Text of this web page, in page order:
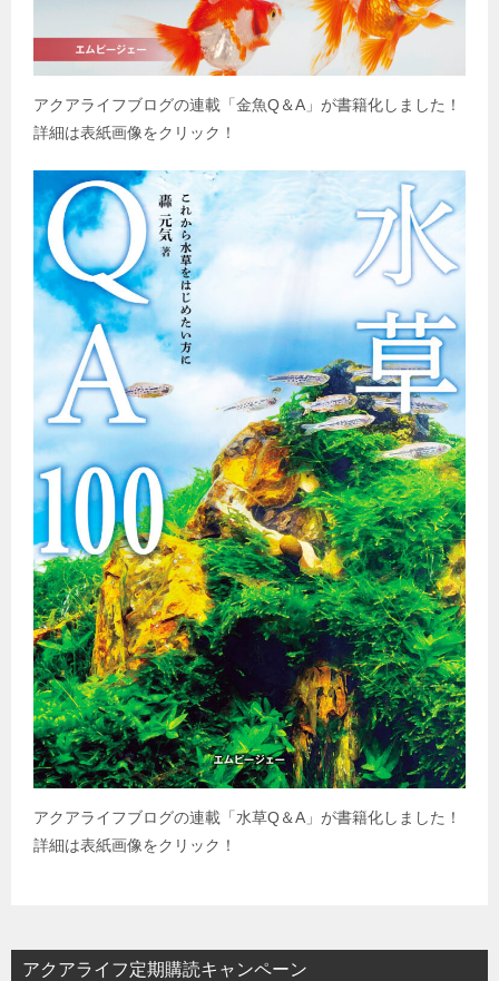
アクアライフブログの連載「金魚Q＆A 」が書籍化しました！
詳細は表紙画像をクリック！
アクアライフブログの連載「水草Q＆A 」が書籍化しました！
詳細は表紙画像をクリック！
アクアライフ定期購読キャンペーン